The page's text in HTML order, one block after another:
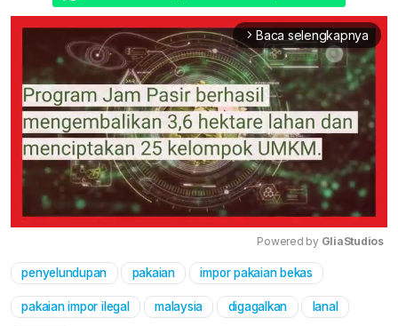
arrow_forward_ios Baca selengkapnya
Powered by GliaStudios
penyelundupan pakaian impor pakaian bekas
pakaian impor ilegal malaysia digagalkan lanal